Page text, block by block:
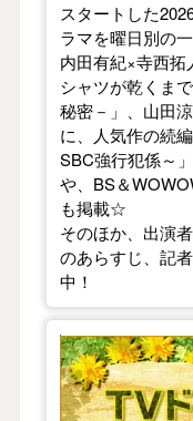
スタートした
ラマを曜日別の
内田有紀×寺西
シャツが乾くま
秘密－」、山田
に、人気作の続
SBC強行犯係～
や、BS＆
も掲載☆
そのほか、出演
のあらすじ、記
中！
【2026年春】